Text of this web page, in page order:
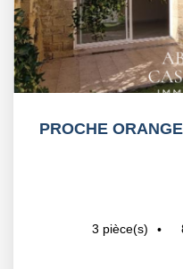
PROCHE ORANGE
3 pièce(s)